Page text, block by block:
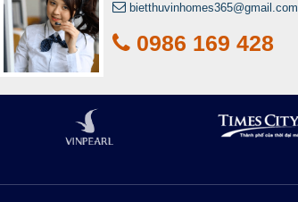
bietthuvinhomes365@gmail.com
0986 169 428